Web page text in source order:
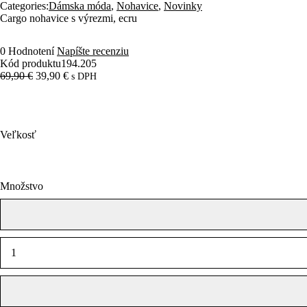
Categories:Dámska móda, Nohavice, Novinky
Cargo nohavice s výrezmi, ecru
0 Hodnotení Napíšte recenziu
Kód produktu194.205
69,90€ 39,90 € s DPH
Veľkosť
Množstvo